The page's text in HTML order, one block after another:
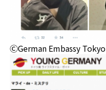
ⒸGerman Embassy Tokyo